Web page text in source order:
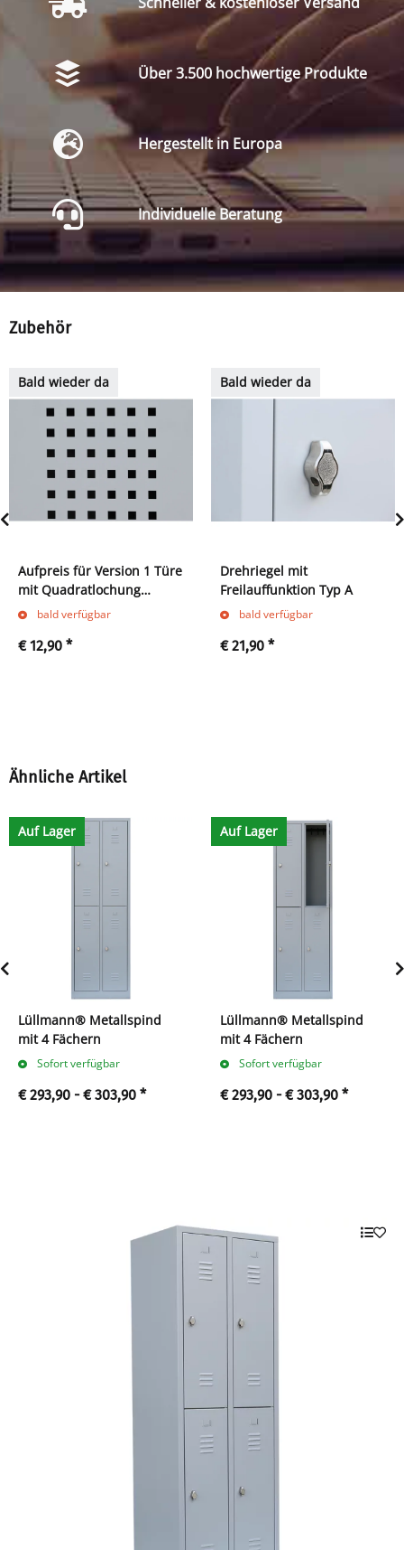
Über 3.500 hochwertige Produkte
Hergestellt in Europa
Individuelle Beratung
Zubehör
Bald wieder da
Aufpreis für Version 1 Türe
mit Quadratlochung
(Abteilbreite 300 und 400
bald verfügbar
€ 12,90 *
Bald wieder da
Drehriegel mit
Freilauffunktion Typ A
bald verfügbar
€ 21,90 *
Ähnliche Artikel
Auf Lager
Lüllmann® Metallspind
mit 4 Fächern
Sofort verfügbar
€ 293,90 -€ 303,90 *
Auf Lager
Lüllmann® Metallspind
mit 4 Fächern
Sofort verfügbar
€ 293,90 -€ 303,90 *